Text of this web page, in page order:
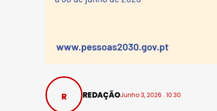
REDAÇÃOJunho 3, 2026 . 10:30